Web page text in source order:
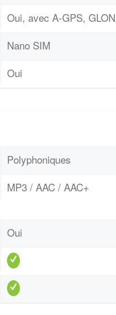
Oui, avec A-GPS,
Nano SIM
Oui
Polyphoniques
MP3 / AAC / AAC+
Oui